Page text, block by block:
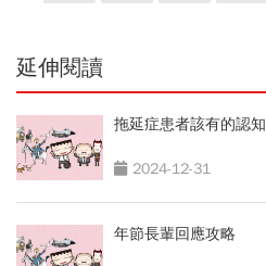
延伸閱讀
拖延症患者該有的認知
2024-12-31
年節長輩回應攻略